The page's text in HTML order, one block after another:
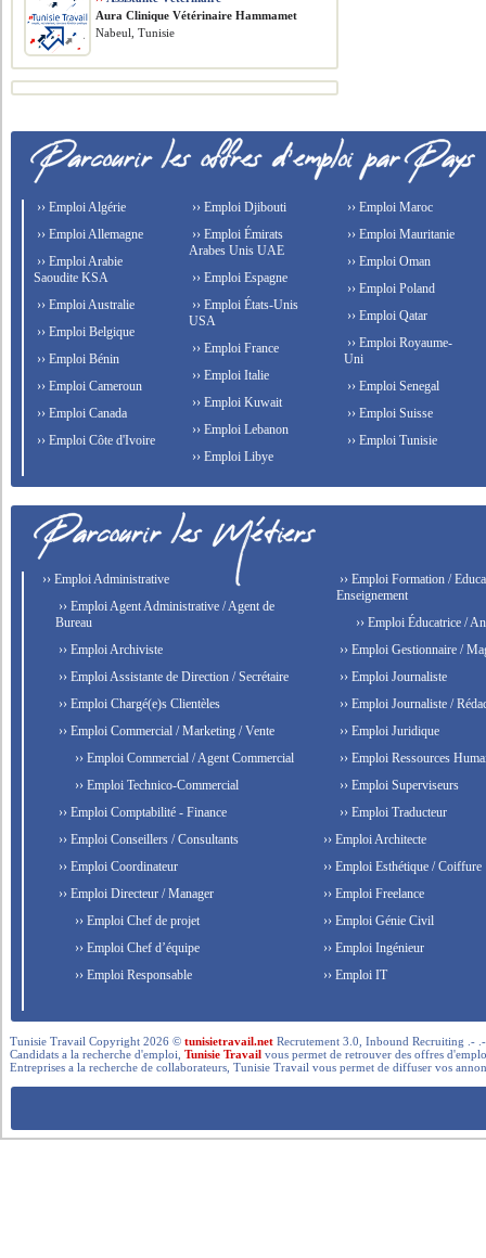
Aura Clinique Vétérinaire Hammamet
Nabeul, Tunisie
›› Emploi Algérie
›› Emploi Allemagne
›› Emploi Arabie
Saoudite KSA
›› Emploi Australie
›› Emploi Belgique
›› Emploi Bénin
›› Emploi Cameroun
›› Emploi Canada
›› Emploi Côte d'Ivoire
›› Emploi Djibouti
›› Emploi Émirats
Arabes Unis UAE
›› Emploi Espagne
›› Emploi États-Unis
USA
›› Emploi France
›› Emploi Italie
›› Emploi Kuwait
›› Emploi Lebanon
›› Emploi Libye
›› Emploi Maroc
›› Emploi Mauritanie
›› Emploi Oman
›› Emploi Poland
›› Emploi Qatar
›› Emploi Royaume-
Uni
›› Emploi Senegal
›› Emploi Suisse
›› Emploi Tunisie
›› Emploi Administrative
›› Emploi Agent Administrative / Agent de
Bureau
›› Emploi Archiviste
›› Emploi Assistante de Direction / Secrétaire
›› Emploi Chargé(e)s Clientèles
›› Emploi Commercial / Marketing / Vente
›› Emploi Commercial / Agent Commercial
›› Emploi Technico-Commercial
›› Emploi Comptabilité - Finance
›› Emploi Conseillers / Consultants
›› Emploi Coordinateur
›› Emploi Directeur / Manager
›› Emploi Chef de projet
›› Emploi Chef d’équipe
›› Emploi Responsable
›› Emploi Formation /
Enseignement
›› Emploi Éducatrice /
›› Emploi Gestionnaire /
›› Emploi Journaliste
›› Emploi Journaliste /
›› Emploi Juridique
›› Emploi Ressources
›› Emploi Superviseurs
›› Emploi Traducteur
›› Emploi Architecte
›› Emploi Esthétique / Coiffure
›› Emploi Freelance
›› Emploi Génie Civil
›› Emploi Ingénieur
›› Emploi IT
Tunisie Travail Copyright 2026 ©tunisietravail.net Recrutement 3.0, Inbound Recruiting .-
Candidats a la recherche d'emploi,Tunisie Travail vous permet de retrouver des offres
Entreprises a la recherche de collaborateurs, Tunisie Travail vous permet de diffuser vos